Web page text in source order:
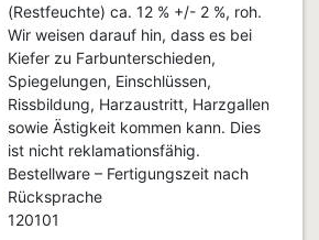
(Restfeuchte) ca. 12 % +/- 2 %, roh.
Wir weisen darauf hin, dass es bei
Kiefer zu Farbunterschieden,
Spiegelungen, Einschlüssen,
Rissbildung, Harzaustritt, Harzgallen
sowie Ästigkeit kommen kann. Dies
ist nicht reklamationsfähig.
Bestellware – Fertigungszeit nach
Rücksprache
120101